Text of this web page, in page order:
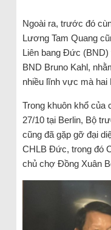
Ngoài ra, trước đó
Lương Tam Quang
Liên bang Đức
BND Bruno Kahl,
nhiều lĩnh vực mà hai
Trong khuôn khổ của
27/10 tại Berlin, Bộ
cũng đã gặp gỡ đại
CHLB Đức, trong đó
chủ chợ Đồng Xuân